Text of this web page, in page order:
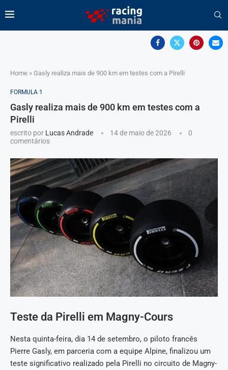
Home » Gasly realiza mais de 900 km em testes com a Pirelli
FORMULA 1
Gasly realiza mais de 900 km em testes com a
Pirelli
escrito por Lucas Andrade 14 de maio de 2026
0
comentários
Teste da Pirelli em Magny-Cours
Nesta quinta-feira, dia 14 de setembro, o piloto francês
Pierre Gasly, em parceria com a equipe Alpine, finalizou um
teste significativo realizado pela Pirelli no circuito de Magny-